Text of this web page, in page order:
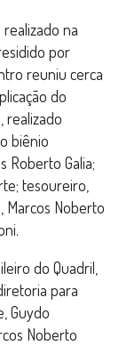
na
por
reuniu cerca
do
realizado
biênio
Roberto Galia;
tesoureiro,
Marcos Noberto
do Quadril,
para
Guydo
Noberto